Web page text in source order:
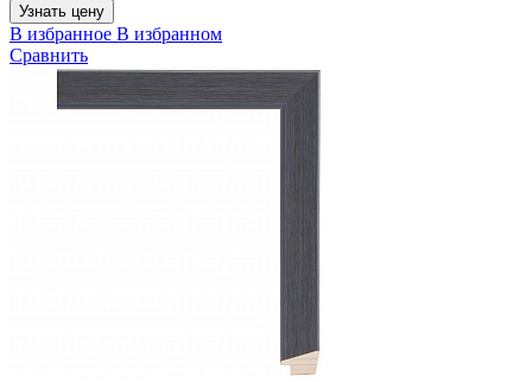
Узнать цену
В избранное В избранном
Сравнить